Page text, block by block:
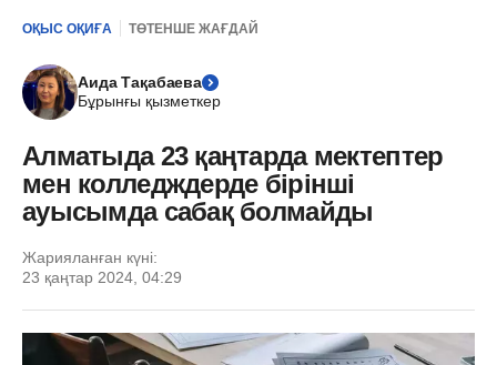
ОҚЫС ОҚИҒА ТӨТЕНШЕ ЖАҒДАЙ
Аида Тақабаева
Бұрынғы қызметкер
Алматыда 23 қаңтарда мектептер
мен колледждерде бірінші
ауысымда сабақ болмайды
Жарияланған күні:
23 қаңтар 2024, 04:29